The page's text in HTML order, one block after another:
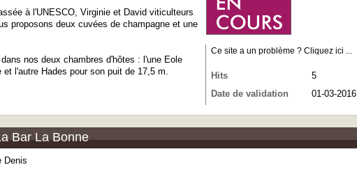
à l'UNESCO, Virginie et David viticulteurs
proposons deux cuvées de champagne et une
nos deux chambres d'hôtes : l'une Eole
l'autre Hades pour son puit de 17,5 m.
Ce site a un problème ? Cliquez ici ...
Hits
5
Date de validation
01-03-2016
Bar La Bonne
Denis